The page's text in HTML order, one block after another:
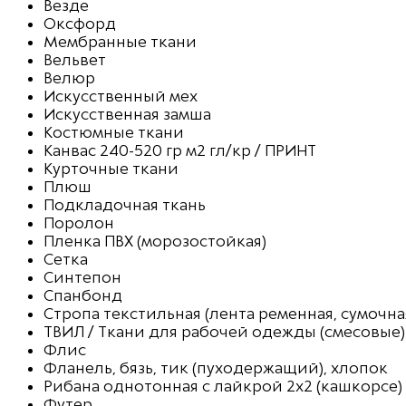
Везде
Оксфорд
Мембранные ткани
Вельвет
Велюр
Искусственный мех
Искусственная замша
Костюмные ткани
Канвас 240-520 гр м2 гл/кр / ПРИНТ
Курточные ткани
Плюш
Подкладочная ткань
Поролон
Пленка ПВХ (морозостойкая)
Сетка
Синтепон
Спанбонд
Стропа текстильная (лента ременная,
ТВИЛ / Ткани для рабочей одежды (смесовые)
Флис
Фланель, бязь, тик (пуходержащий), хлопок
Рибана однотонная с лайкрой 2х2 (кашкорсе)